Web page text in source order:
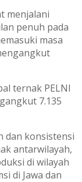
menjalani
penuh pada
masa
ternak PELNI
7.135
dan konsistensi
antarwilayah,
di wilayah
di Jawa dan